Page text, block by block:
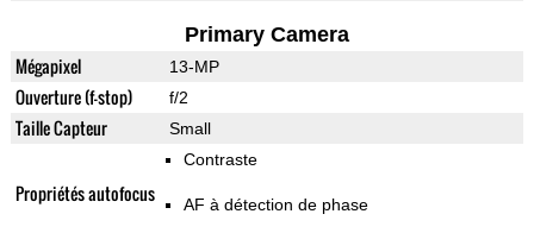
Primary Camera
Mégapixel 13-MP
Ouverture (f-stop) f/2
Taille Capteur Small
Propriétés autofocus
Contraste
AF à détection de phase